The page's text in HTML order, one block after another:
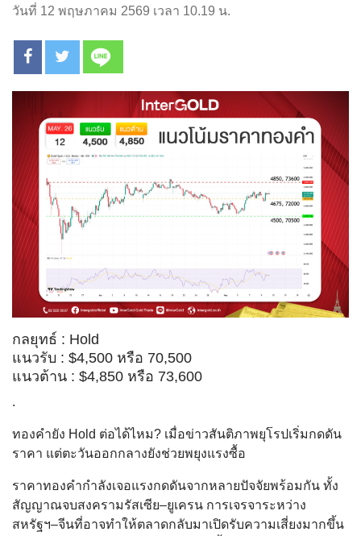
วันที่ 12 พฤษภาคม 2569 เวลา 10.19 น.
กลยุทธ์ : Hold
แนวรับ : $4,500 หรือ 70,500
แนวต้าน : $4,850 หรือ 73,600
.
ทองคำยัง Hold ต่อได้ไหม? เมื่อข่าวสันติภาพยุโรปเริ่มกดดัน
ราคา แต่ตะวันออกกลางยังช่วยพยุงแรงซื้อ
ราคาทองคำกำลังเจอแรงกดดันจากหลายปัจจัยพร้อมกัน ทั้ง
สัญญาณจบสงครามรัสเซีย–ยูเครน การเจรจาระหว่าง
สหรัฐฯ–จีนที่อาจทำให้ตลาดกลับมาเปิดรับความเสี่ยงมากขึ้น